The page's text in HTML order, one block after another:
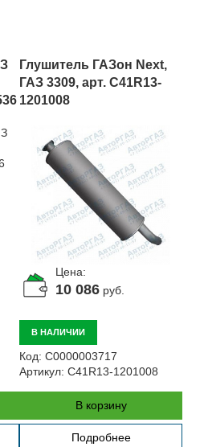
Глушитель ГАЗон Next,
ГАЗ 3309, арт. C41R13-
1201008
Цена:
10 086 руб.
В НАЛИЧИИ
Код: С0000003717
Артикул: C41R13-1201008
В корзину
Подробнее